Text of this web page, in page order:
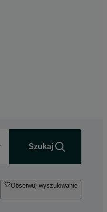
Szukaj
Obserwuj wyszukiwanie